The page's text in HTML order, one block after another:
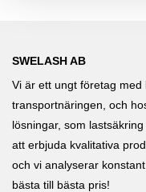
SWELASH AB
Vi är ett ungt företag
transportnäringen, och
lösningar, som
att erbjuda kvalitativa
och vi analyserar
bästa till bästa pris!